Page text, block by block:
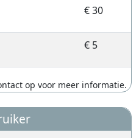
€ 30
€ 5
op voor meer informatie.